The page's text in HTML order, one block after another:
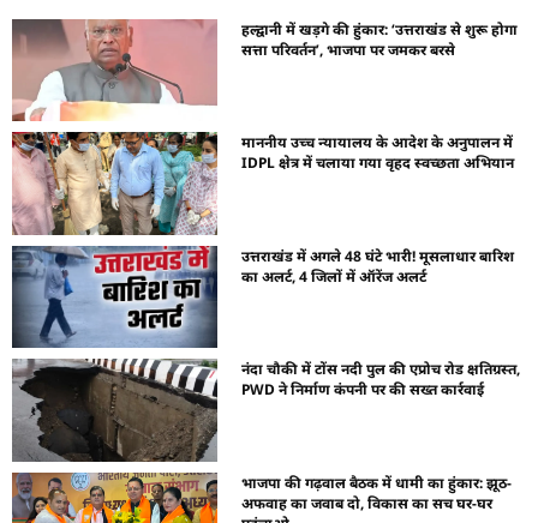
हल्द्वानी में खड़गे की हुंकार: ‘उत्तराखंड से शुरू होगा
सत्ता परिवर्तन’, भाजपा पर जमकर बरसे
माननीय उच्च न्यायालय के आदेश के अनुपालन में
IDPL क्षेत्र में चलाया गया वृहद स्वच्छता अभियान
उत्तराखंड में अगले 48 घंटे भारी! मूसलाधार बारिश
का अलर्ट, 4 जिलों में ऑरेंज अलर्ट
नंदा चौकी में टोंस नदी पुल की एप्रोच रोड क्षतिग्रस्त,
PWD ने निर्माण कंपनी पर की सख्त कार्रवाई
भाजपा की गढ़वाल बैठक में धामी का हुंकार: झूठ-
अफवाह का जवाब दो, विकास का सच घर-घर